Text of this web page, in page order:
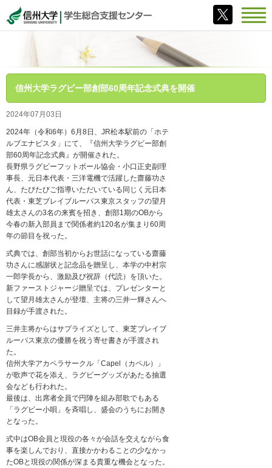
信州大学ラグビー部創部60周年記念式典を開催
2024年07月03日
2024年（令和6年）6月8日、JR松本駅前の「ホテ
ルブエナビスタ」にて、『信州大学ラグビー部創
部60周年記念式典』が開催された。
長野県ラグビーフットボール協会・小口正史副理
事長、元日本代表・三洋電機で活躍した齋藤功さ
ん、たびたびご指導いただいている同じく元日本
代表・東芝ブレイブルーパス東京スタッフの望月
雄太さんの3名の来賓を招き、創部1期のOBから
今春の新入部員まで関係者約120名が集まり60周
年の節目を祝った。
式典では、創部当初からお世話になっている齋藤
功さんに感謝状と記念品を贈呈し、本学の中村宗
一郎学長から、激励及び祝辞（代読）を頂いた。
新ファーストジャージ贈呈では、プレゼンターと
して望月雄太さんが登壇、主将の三井一輝さんへ
目録が手渡された。
三井主将からはサプライズとして、東芝ブレイブ
ルーパス東京の優勝を祝う寄せ書きが手渡され
た。
信州大学アカペラサークル「Capel（カペル）」
が歌声で花を添え、ラグビーグッズがあたる抽選
会なども行われた。
最後は、出席者全員で円陣を組み部歌でもある
「ラグビー小唄」を斉唱し、盛会のうちにお開き
となった。
式中はOB会員と現役の各々が会話を交えながら食
事を楽しんでおり、直接かかわることの少なかっ
たOBと現役の関係が深まる貴重な機会となった。